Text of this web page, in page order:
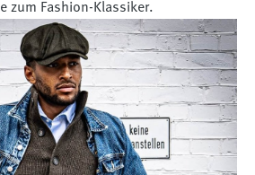
zum Fashion-Klassiker.